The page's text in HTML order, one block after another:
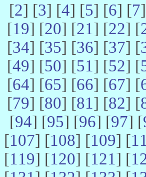
[2] [3] [4] [5] [6] [7
[19] [20] [21] [22] [
[34] [35] [36] [37] [
[49] [50] [51] [52] [
[64] [65] [66] [67] [
[79] [80] [81] [82] [
[94] [95] [96] [97] [
[107] [108] [109] [
[119] [120] [121] [